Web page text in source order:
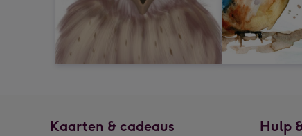
Kaarten & cadeaus Hulp